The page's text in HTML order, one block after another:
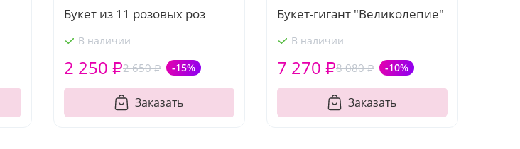
Букет из 11 розовых роз
В наличии
2 650 ₽ -15%
2 250 ₽
Заказать
Букет-гигант "Великолепие"
В наличии
8 080 ₽ -10%
7 270 ₽
Заказать